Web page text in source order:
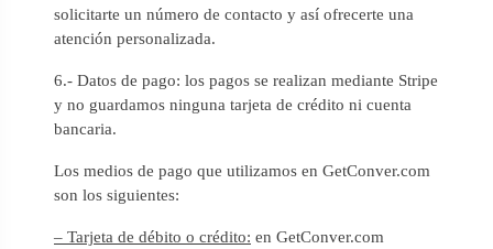
solicitarte un número de contacto y así ofrecerte una
atención personalizada.
6.- Datos de pago: los pagos se realizan mediante Stripe
y no guardamos ninguna tarjeta de crédito ni cuenta
bancaria.
Los medios de pago que utilizamos en GetConver.com
son los siguientes:
– Tarjeta de débito o crédito: en GetConver.com